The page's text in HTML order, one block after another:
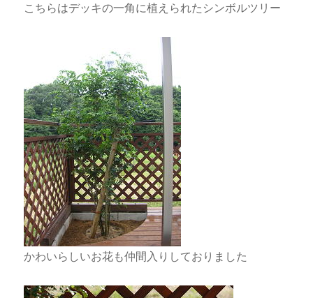
こちらはデッキの一角に植えられたシンボルツリー
かわいらしいお花も仲間入りしておりました